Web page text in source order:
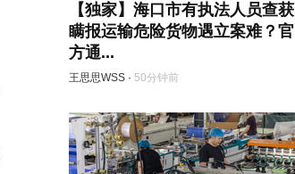
【独家】海口市有执法人员查获
瞒报运输危险货物遇立案难？官
方通...
王思思WSS · 50分钟前